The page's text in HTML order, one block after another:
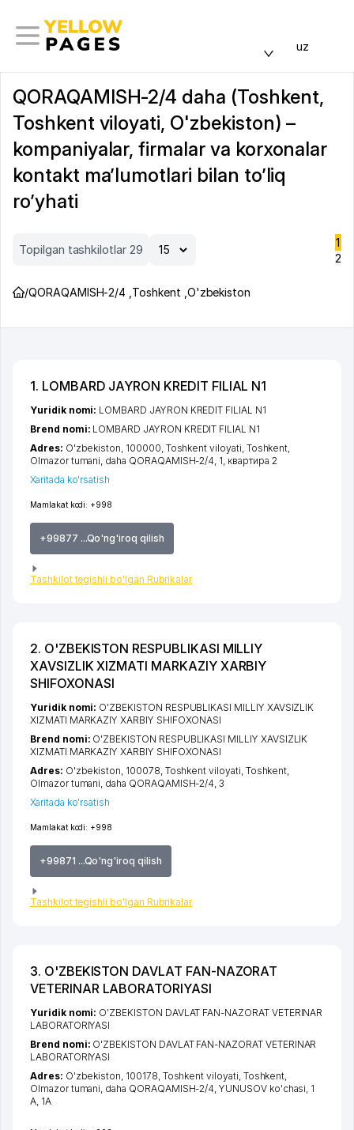
uz
QORAQAMISH-2/4 daha (Toshkent,
Toshkent viloyati, O'zbekiston) –
kompaniyalar, firmalar va korxonalar
kontakt ma’lumotlari bilan to’liq
ro’yhati
Topilgan tashkilotlar 29
1
2
/QORAQAMISH-2/4 Toshkent O'zbekiston
1. LOMBARD JAYRON KREDIT FILIAL N1
Mamlakat kodi: +998
+99877 ...Qo'ng'iroq qilish
Tashkilot tegishli bo'lgan Rubrikalar
Yuridik nomi: LOMBARD JAYRON KREDIT FILIAL N1
Brend nomi: LOMBARD JAYRON KREDIT FILIAL N1
Adres: O'zbekiston, 100000, Toshkent viloyati, Toshkent,
Olmazor tumani, daha QORAQAMISH-2/4, 1, квартира 2
Xaritada ko'rsatish
2. O'ZBEKISTON RESPUBLIKASI MILLIY
XAVSIZLIK XIZMATI MARKAZIY XARBIY
SHIFOXONASI
Mamlakat kodi: +998
+99871 ...Qo'ng'iroq qilish
Tashkilot tegishli bo'lgan Rubrikalar
Yuridik nomi: O'ZBEKISTON RESPUBLIKASI MILLIY XAVSIZLIK
XIZMATI MARKAZIY XARBIY SHIFOXONASI
Brend nomi: O'ZBEKISTON RESPUBLIKASI MILLIY XAVSIZLIK
XIZMATI MARKAZIY XARBIY SHIFOXONASI
Adres: O'zbekiston, 100078, Toshkent viloyati, Toshkent,
Olmazor tumani, daha QORAQAMISH-2/4, 3
Xaritada ko'rsatish
3. O'ZBEKISTON DAVLAT FAN-NAZORAT
VETERINAR LABORATORIYASI
Yuridik nomi: O'ZBEKISTON DAVLAT FAN-NAZORAT VETERINAR
LABORATORIYASI
Brend nomi: O'ZBEKISTON DAVLAT FAN-NAZORAT VETERINAR
LABORATORIYASI
Adres: O'zbekiston, 100178, Toshkent viloyati, Toshkent,
Olmazor tumani, daha QORAQAMISH-2/4, YUNUSOV ko'chasi, 1
A, 1А